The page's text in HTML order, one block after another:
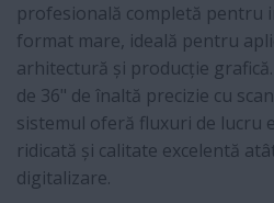
profesională completă pentru
format mare, ideală pentru
arhitectură și producție
de 36" de înaltă precizie cu
sistemul oferă fluxuri de lucru
ridicată și calitate excelentă
digitalizare.